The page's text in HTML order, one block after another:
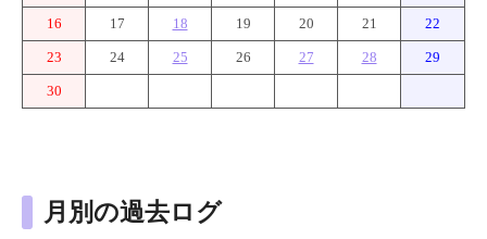
16 17 18 19 20 21 22
23 24 25 26 27 28 29
30
月別の過去ログ